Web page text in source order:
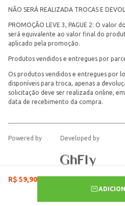
R$ 59,90
NÃO SERÁ REALIZADA TROCAS E
PROMOÇÃO LEVE 3, PAGUE 2: O valor
será equivalente ao valor final do
aplicado pela promoção.
Produtos vendidos e entregues por
Os produtos vendidos e entregues por
disponíveis para troca, apenas a
solicitação deve ser realizada online,
data de recebimento da compra.
Powered by Developed by